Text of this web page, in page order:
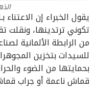
يقول الخبراء إن
تكوني ترتدينها، ونقلت
من الرابطة الألمانية
للسيدات بتخزين
بحمايتها من الضوء
قماش ناعمة أو جراب